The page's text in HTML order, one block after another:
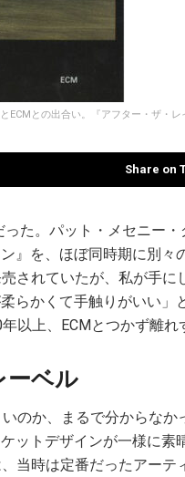
ECMとの出合い。『アフター・ザ・
Share on
た。パット・メセニー
』を、ほぼ同時期に別々
されていたが、私が手に
らかくて手触りがいい」
以上、ECMとつかず離れ
ーベル
のか、まるで分からなか
ットデザインが一様に素
当時は定番だったアーテ